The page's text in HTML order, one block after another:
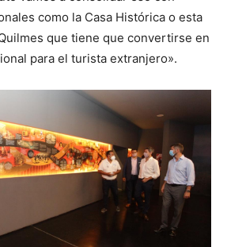
como la Casa Histórica o esta
que tiene que convertirse en
para el turista extranjero».